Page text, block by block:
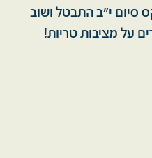
סיום י"ב התבטל ושוב
על מציבות טריות!